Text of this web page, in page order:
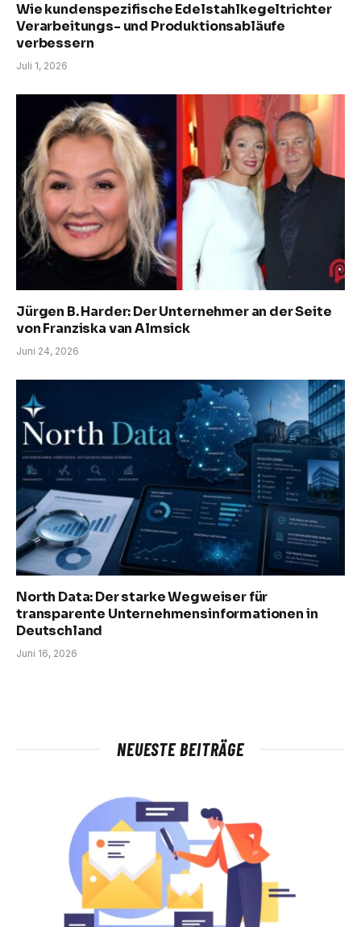
Wie kundenspezifische Edelstahlkegeltrichter
Verarbeitungs- und Produktionsabläufe
verbessern
Juli 1, 2026
Jürgen B. Harder: Der Unternehmer an der Seite
von Franziska van Almsick
Juni 24, 2026
North Data: Der starke Wegweiser für
transparente Unternehmensinformationen in
Deutschland
Juni 16, 2026
NEUESTE BEITRÄGE